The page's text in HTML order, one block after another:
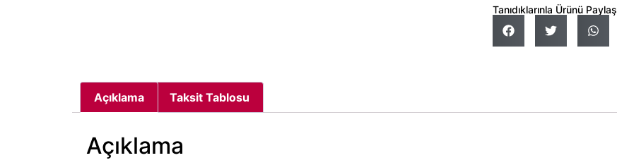
Tanıdıklarınla Ürünü Paylaş
Açıklama Taksit Tablosu
Açıklama